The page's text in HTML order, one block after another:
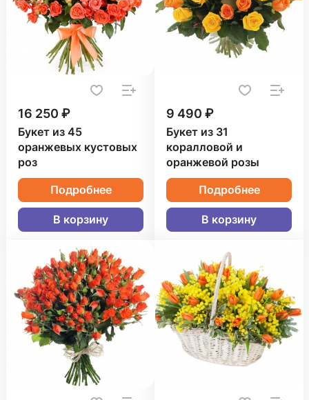
16 250 ₽
Букет из 45
оранжевых кустовых
роз
Подробнее
В корзину
9 490 ₽
Букет из 31
коралловой и
оранжевой розы
Подробнее
В корзину